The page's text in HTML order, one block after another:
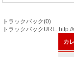
トラックバック(0)
トラックバックURL:
カ